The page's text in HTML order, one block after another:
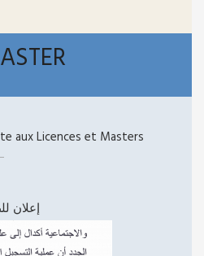
aux Licences et Masters
إعلان